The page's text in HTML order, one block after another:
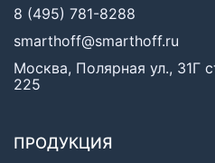
8 (495) 781-8288
smarthoff@smarthoff.ru
Москва, Полярная ул., 31Г
225
ПРОДУКЦИЯ